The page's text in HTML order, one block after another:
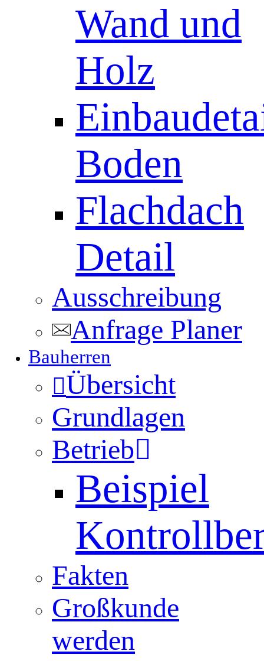
Wand und
Holz
Boden
Flachdach
Detail
Ausschreibung
Anfrage Planer
Bauherren
Übersicht
Grundlagen
Betrieb
Beispiel
Fakten
Großkunde
werden